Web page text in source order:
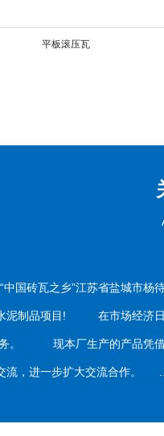
平板滚压瓦
砖瓦之乡”江苏省盐城市杨
泥制品项目! 在市场经济日
。 现本厂生产的产品凭借
流，进一步扩大交流合作。 ...